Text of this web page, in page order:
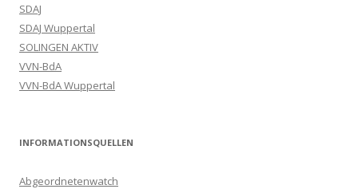
SDAJ
SDAJ Wuppertal
SOLINGEN AKTIV
VVN-BdA
VVN-BdA Wuppertal
INFORMATIONSQUELLEN
Abgeordnetenwatch